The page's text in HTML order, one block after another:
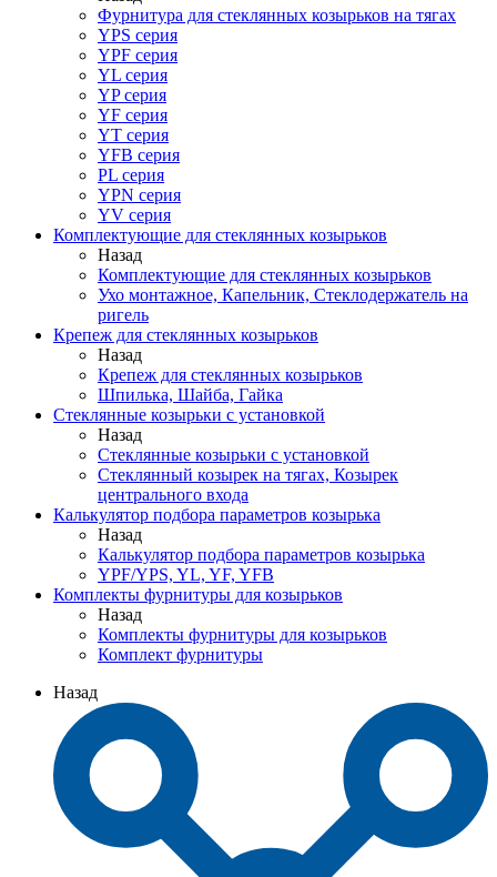
Фурнитура для стеклянных козырьков на тягах
YPS серия
YPF серия
YL серия
YP серия
YF серия
YT серия
YFB серия
PL серия
YPN серия
YV серия
Комплектующие для стеклянных козырьков
Назад
Комплектующие для стеклянных козырьков
Ухо монтажное, Капельник, Стеклодержатель на
ригель
Крепеж для стеклянных козырьков
Назад
Крепеж для стеклянных козырьков
Шпилька, Шайба, Гайка
Стеклянные козырьки с установкой
Назад
Стеклянные козырьки с установкой
Стеклянный козырек на тягах, Козырек
центрального входа
Калькулятор подбора параметров козырька
Назад
Калькулятор подбора параметров козырька
YPF/YPS, YL, YF, YFB
Комплекты фурнитуры для козырьков
Назад
Комплекты фурнитуры для козырьков
Комплект фурнитуры
Назад